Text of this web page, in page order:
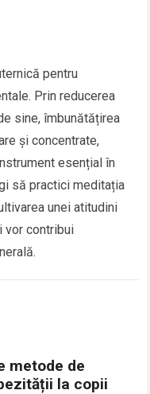
pentru
Prin reducerea
sine, îmbunătățirea
și concentrate,
esențial în
să practici meditația
unei atitudini
vor contribui
metode de
la copii